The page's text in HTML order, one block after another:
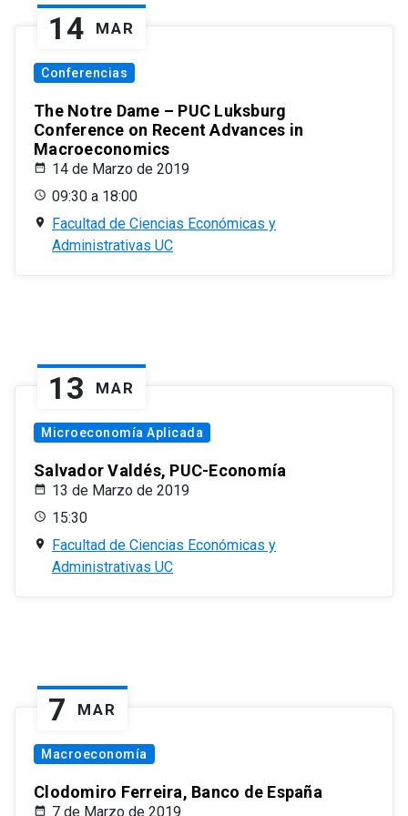
14 MAR
Conferencias
The Notre Dame – PUC Luksburg
Conference on Recent Advances in
Macroeconomics
14 de Marzo de 2019
09:30 a 18:00
Facultad de Ciencias Económicas y
Administrativas UC
13 MAR
Microeconomía Aplicada
Salvador Valdés, PUC-Economía
13 de Marzo de 2019
15:30
Facultad de Ciencias Económicas y
Administrativas UC
7 MAR
Macroeconomía
Clodomiro Ferreira, Banco de España
7 de Marzo de 2019